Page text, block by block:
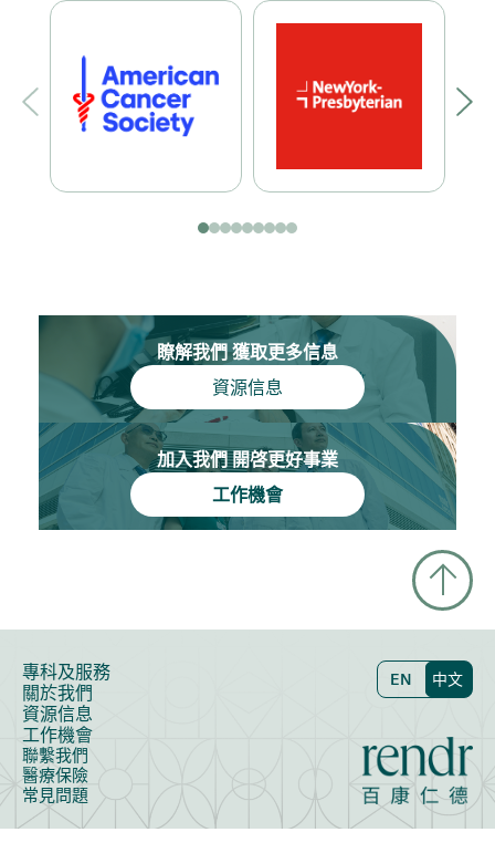
瞭解我們 獲取更多信息
資源信息
加入我們 開啓更好事業
工作機會
專科及服務
關於我們
資源信息
工作機會
聯繫我們
醫療保險
常見問題
EN 中文